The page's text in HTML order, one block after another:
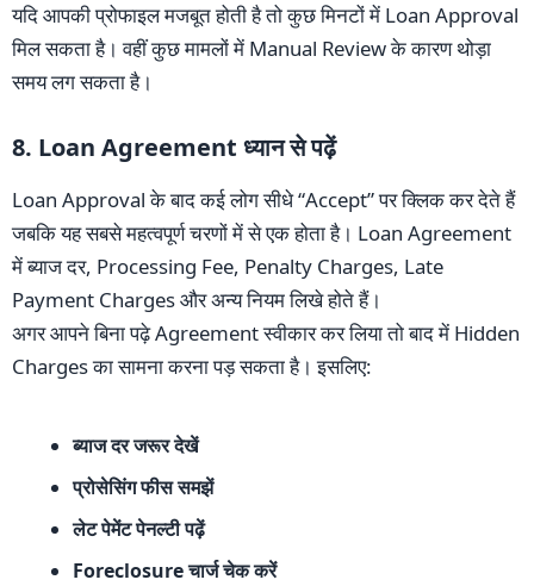
यदि आपकी प्रोफाइल मजबूत होती है तो कुछ मिनटों में Loan Approval
मिल सकता है। वहीं कुछ मामलों में Manual Review के कारण थोड़ा
समय लग सकता है।
8. Loan Agreement ध्यान से पढ़ें
Loan Approval के बाद कई लोग सीधे “Accept” पर क्लिक कर देते हैं
जबकि यह सबसे महत्वपूर्ण चरणों में से एक होता है। Loan Agreement
में ब्याज दर, Processing Fee, Penalty Charges, Late
Payment Charges और अन्य नियम लिखे होते हैं।
अगर आपने बिना पढ़े Agreement स्वीकार कर लिया तो बाद में Hidden
Charges का सामना करना पड़ सकता है। इसलिए:
ब्याज दर जरूर देखें
प्रोसेसिंग फीस समझें
लेट पेमेंट पेनल्टी पढ़ें
Foreclosure चार्ज चेक करें